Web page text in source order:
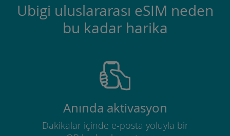
Ubigi uluslararası eSIM neden
bu kadar harika
Anında aktivasyon
Dakikalar içinde e-posta yoluyla bir